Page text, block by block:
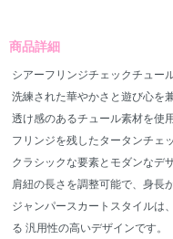
商品詳細
シアーフリンジチェックチュー
洗練された華やかさと遊び心を
透け感のあるチュール素材を使
フリンジを残したタータンチェ
クラシックな要素とモダンなデ
肩紐の長さを調整可能で、身長
ジャンパースカートスタイルは
る 汎用性の高いデザインです。